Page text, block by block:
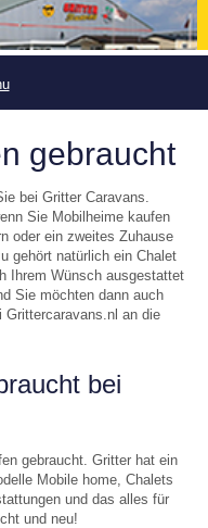
gebraucht
bei Gritter Caravans.
Sie Mobilheime kaufen
oder ein zweites Zuhause
gehört natürlich ein Chalet
Ihrem Wünsch ausgestattet
Sie möchten dann auch
Grittercaravans.nl an die
bei
gebraucht. Gritter hat ein
Mobile home, Chalets
und das alles für
und neu!